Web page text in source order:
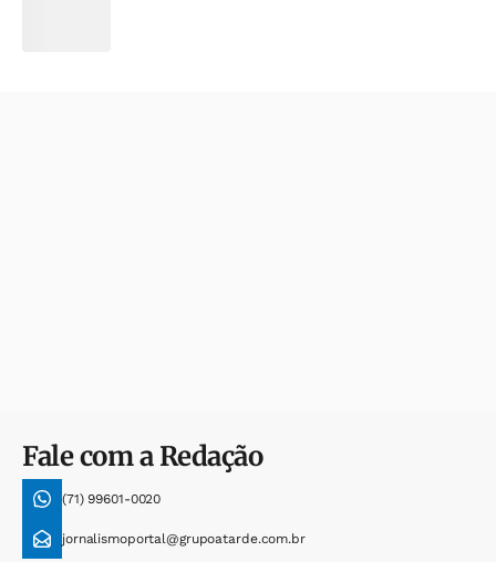
Fale com a Redação
(71) 99601-0020
jornalismoportal@grupoatarde.com.br